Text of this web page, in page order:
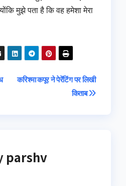
मुझे पता है कि वह हमेशा मेरा
करिश्मा कपूर ने पेरेंटिंग पर लिखी
किताब
parshv